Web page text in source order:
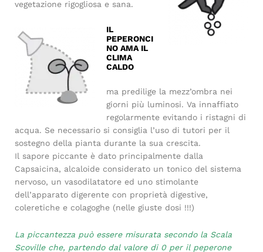
vegetazione rigogliosa e sana.
IL
PEPERONCI
NO AMA IL
CLIMA
CALDO
ma predilige la mezz’ombra nei
giorni più luminosi. Va innaffiato
regolarmente evitando i ristagni di
acqua. Se necessario si consiglia l’uso di tutori per il
sostegno della pianta durante la sua crescita.
Il sapore piccante è dato principalmente dalla
Capsaicina, alcaloide considerato un tonico del sistema
nervoso, un vasodilatatore ed uno stimolante
dell’apparato digerente con proprietà digestive,
coleretiche e colagoghe (nelle giuste dosi !!!)
La piccantezza può essere misurata secondo la Scala
Scoville che, partendo dal valore di 0 per il peperone